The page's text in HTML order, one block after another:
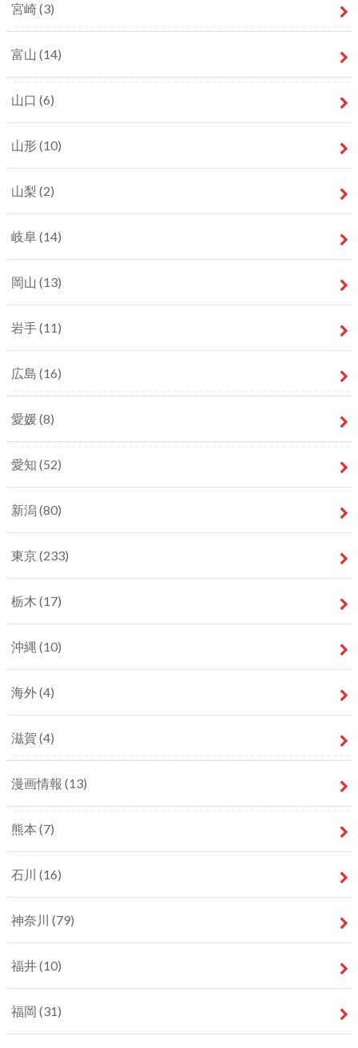
宮崎(3)
富山 (14)
山口 (6)
山形 (10)
山梨 (2)
岐阜(14)
岡山 (13)
岩手(11)
広島 (16)
愛媛(8)
愛知 (52)
新潟 (80)
東京(233)
栃木 (17)
沖縄 (10)
海外(4)
滋賀 (4)
漫画情報 (13)
熊本 (7)
石川 (16)
神奈川 (79)
福井(10)
福岡 (31)